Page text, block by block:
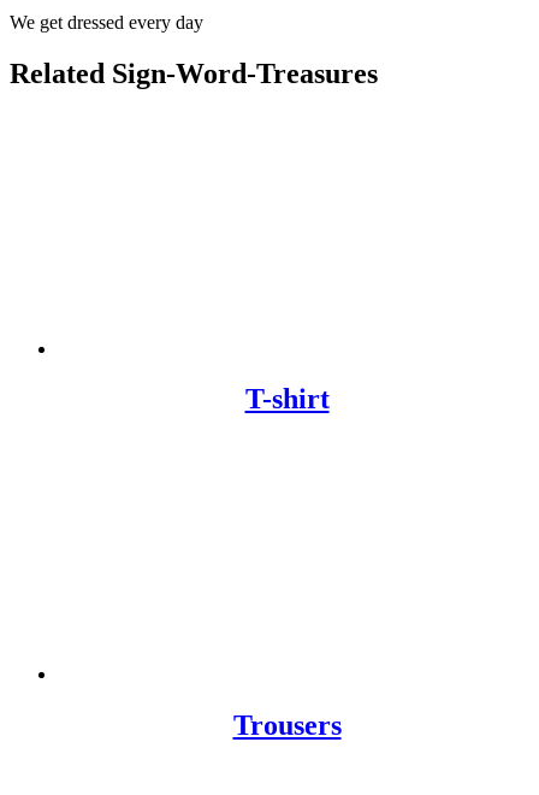
We get dressed every day
Related Sign-Word-Treasures
T-shirt
Trousers